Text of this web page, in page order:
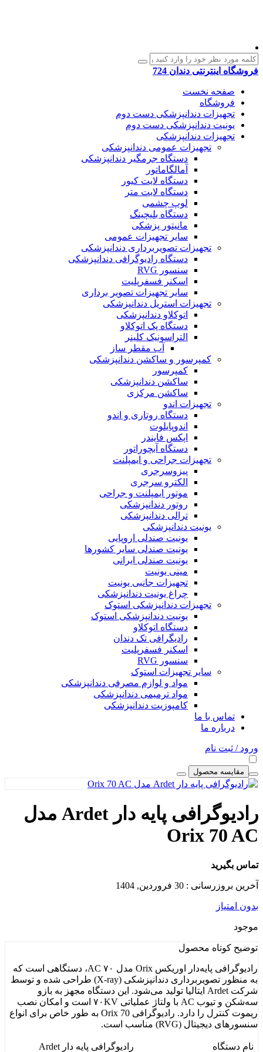
فروشگاه اینترنتی دندان 724
صفحه نخست
فروشگاه
تجهیزات دندانپزشکی دست دوم
یونیت دندانپزشکی دست دوم
تجهیزات دندانپزشکی
تجهیزات عمومی دندانپزشکی
دستگاه جرمگیر دندانپزشکی
آمالگاماتور
دستگاه لایت کیور
دستگاه لایت متر
لوپ چشمی
دستگاه بلیچینگ
مانیتور پزشکی
سایر تجهیزات عمومی
تجهیزات تصویربرداری دندانپزشکی
دستگاه رادیوگرافی دندانپزشکی
سنسور RVG
اسکنر فسفرپلیت
سایر تجهیزات تصویر برداری
تجهیزات استریل دندانپزشکی
اتوکلاو دندانپزشکی
دستگاه پک اتوکلاو
التراسونیک کلینر
آب مقطر ساز
کمپرسور و ساکشن دندانپزشکی
کمپرسور
ساکشن دندانپزشکی
ساکشن مرکزی
تجهیزات اندو
دستگاه روتاری و اندو
اندوپایلوت
اپکس فایندر
دستگاه آبچوراتور
تجهیزات جراحی و ایمپلنت
پیزوسرجری
الکترو سرجری
موتور ایمپلنت و جراحی
روتور دندانپزشکی
ترالی دندانپزشکی
یونیت دندانپزشکی
یونیت صندلی اروپایی
یونیت صندلی سایر کشورها
یونیت صندلی ایرانی
مینی یونیت
تجهیزات جانبی یونیت
چراغ یونیت دندانپزشکی
تجهیزات دندانپزشکی استوک
یونیت دندانپزشکی استوک
دستگاه اتوکلاو
رادیگرافی تک دندان
اسکنر فسفرپلیت
سنسور RVG
سایر تجهیزات استوک
مواد و لوازم مصرفی دندانپزشکی
مواد ترمیمی دندانپزشکی
کامپوزیت دندانپزشکی
تماس با ما
درباره ما
ورود / ثبت نام
مقایسه محصول
رادیوگرافی پایه دار Ardet مدل
Orix 70 AC
تماس بگیرید
آخرین بروزرسانی : 30 فروردین, 1404
بدون امتیاز
موجود
توضیح کوتاه محصول
رادیوگرافی پایه‌دار اوریکس Orix مدل ۷۰ AC، دستگاهی است که
به منظور تصویربرداری دندانپزشکی (X-ray) طراحی شده و توسط
شرکت Ardet ایتالیا تولید می‌شود. این دستگاه مجهز به بازو
سه‌شکن و تیوب AC با ولتاژ عملیاتی ۷۰KV است و امکان نصب
ریموت کنترل را دارد. رادیوگرافی Orix 70 به طور خاص برای انواع
سنسورهای دیجیتال (RVG) مناسب است.
نام دستگاه
رادیوگرافی پایه دار Ardet